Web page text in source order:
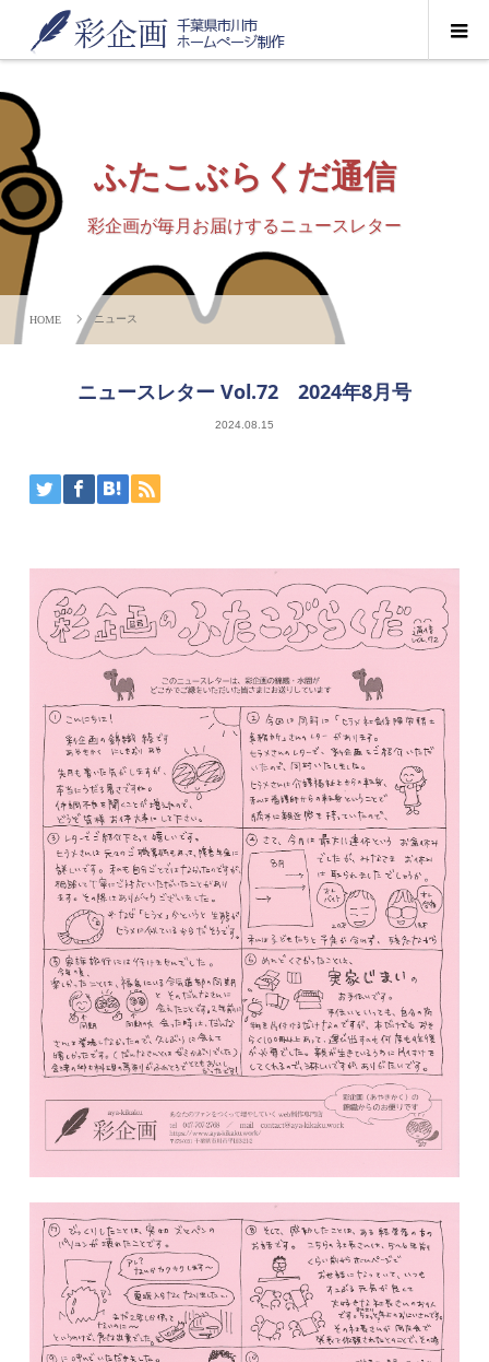
ふたこぶらくだ通信
彩企画が毎月お届けするニュースレター
ニュース
ニュースレター Vol.72 2024年8月号
2024.08.15